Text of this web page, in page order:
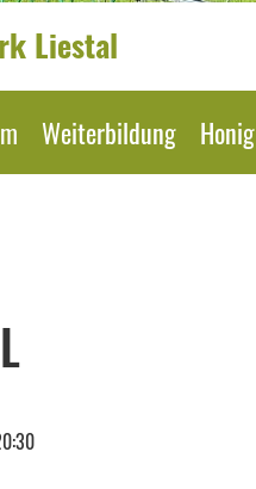
Liestal
Weiterbildung Honig